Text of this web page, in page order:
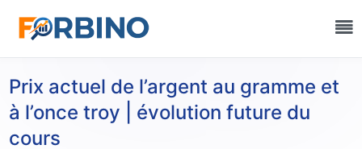
Prix actuel de l’argent au gramme et
à l’once troy | évolution future du
cours